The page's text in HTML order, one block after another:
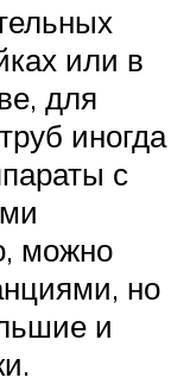
или в
для
иногда
с
можно
но
и